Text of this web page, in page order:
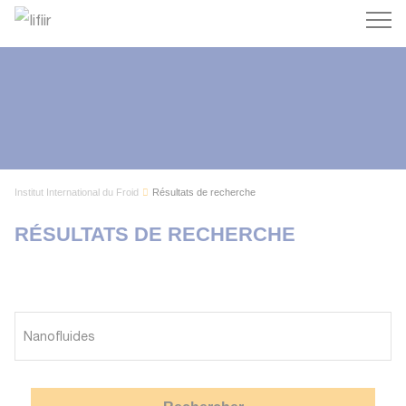
Institut International du Froid Résultats de recherche
RÉSULTATS DE RECHERCHE